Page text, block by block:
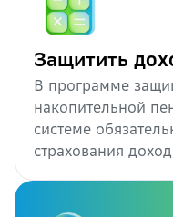
Защитить
В программе
накопительной
системе
страхования